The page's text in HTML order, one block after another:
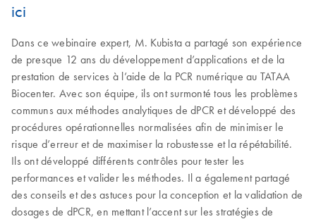
ici
Dans ce webinaire expert, M. Kubista a partagé son expérience
de presque 12 ans du développement d’applications et de la
prestation de services à l’aide de la PCR numérique au TATAA
Biocenter. Avec son équipe, ils ont surmonté tous les problèmes
communs aux méthodes analytiques de dPCR et développé des
procédures opérationnelles normalisées afin de minimiser le
risque d’erreur et de maximiser la robustesse et la répétabilité.
Ils ont développé différents contrôles pour tester les
performances et valider les méthodes. Il a également partagé
des conseils et des astuces pour la conception et la validation de
dosages de dPCR, en mettant l’accent sur les stratégies de